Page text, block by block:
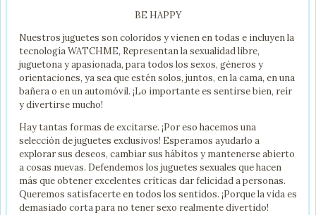
BE HAPPY
Nuestros juguetes son coloridos y vienen en todas e incluyen la
tecnología WATCHME, Representan la sexualidad libre,
juguetona y apasionada, para todos los sexos, géneros y
orientaciones, ya sea que estén solos, juntos, en la cama, en una
bañera o en un automóvil. ¡Lo importante es sentirse bien, reír
y divertirse mucho!
Hay tantas formas de excitarse. ¡Por eso hacemos una
selección de juguetes exclusivos! Esperamos ayudarlo a
explorar sus deseos, cambiar sus hábitos y mantenerse abierto
a cosas nuevas. Defendemos los juguetes sexuales que hacen
más que obtener excelentes críticas dar felicidad a personas.
Queremos satisfacerte en todos los sentidos. ¡Porque la vida es
demasiado corta para no tener sexo realmente divertido!